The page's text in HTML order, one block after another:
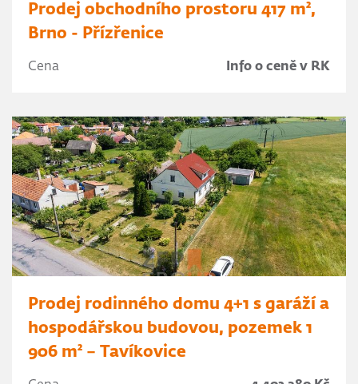
Prodej obchodního prostoru 417 m²,
Brno - Přízřenice
Cena Info o ceně v RK
Prodej rodinného domu 4+1 s garáží a
hospodářskou budovou, pozemek 1
906 m² – Tavíkovice